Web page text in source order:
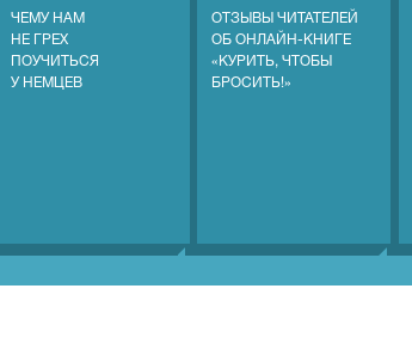
ЧЕМУ НАМ
НЕ ГРЕХ
ПОУЧИТЬСЯ
У НЕМЦЕВ
ОТЗЫВЫ ЧИТАТЕЛЕЙ
ОБ ОНЛАЙН-КНИГЕ
«КУРИТЬ, ЧТОБЫ
БРОСИТЬ!»